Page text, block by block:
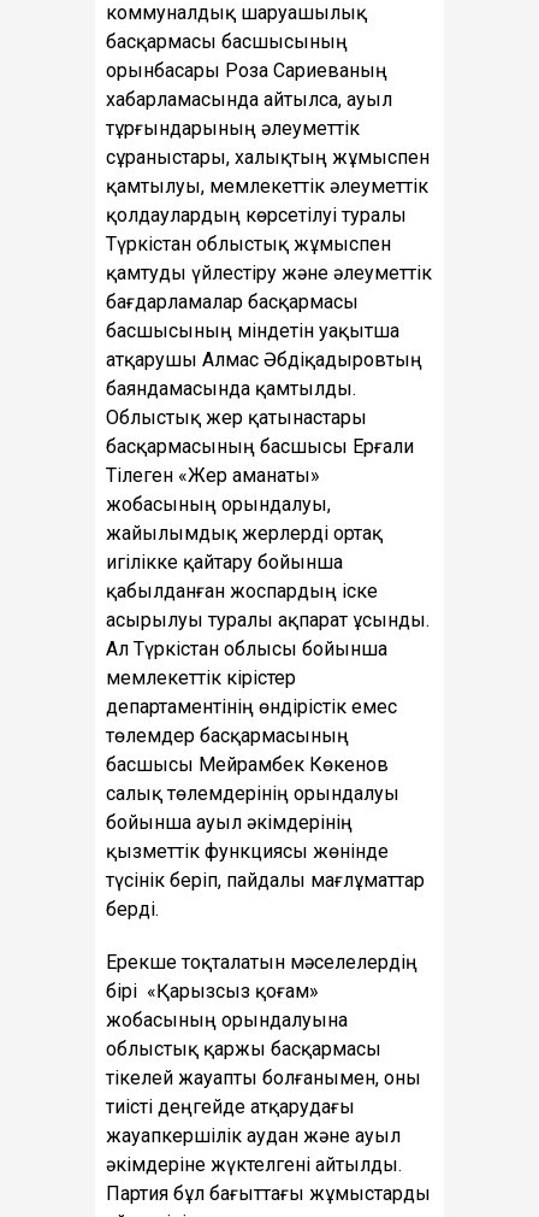
коммуналдық шаруашылық
басқармасы басшысының
орынбасары Роза Сариеваның
хабарламасында айтылса, ауыл
тұрғындарының әлеуметтік
сұраныстары, халықтың жұмыспен
қамтылуы, мемлекеттік әлеуметтік
қолдаулардың көрсетілуі туралы
Түркістан облыстық жұмыспен
қамтуды үйлестіру және әлеуметтік
бағдарламалар басқармасы
басшысының міндетін уақытша
атқарушы Алмас Әбдіқадыровтың
баяндамасында қамтылды.
Облыстық жер қатынастары
басқармасының басшысы Ерғали
Тілеген «Жер аманаты»
жобасының орындалуы,
жайылымдық жерлерді ортақ
игілікке қайтару бойынша
қабылданған жоспардың іске
асырылуы туралы ақпарат ұсынды.
Ал Түркістан облысы бойынша
мемлекеттік кірістер
департаментінің өндірістік емес
төлемдер басқармасының
басшысы Мейрамбек Көкенов
салық төлемдерінің орындалуы
бойынша ауыл әкімдерінің
қызметтік функциясы жөнінде
түсінік беріп, пайдалы мағлұматтар
берді.
Ерекше тоқталатын мәселелердің
бірі «Қарызсыз қоғам»
жобасының орындалуына
облыстық қаржы басқармасы
тікелей жауапты болғанымен, оны
тиісті деңгейде атқарудағы
жауапкершілік аудан және ауыл
әкімдеріне жүктелгені айтылды.
Партия бұл бағыттағы жұмыстарды